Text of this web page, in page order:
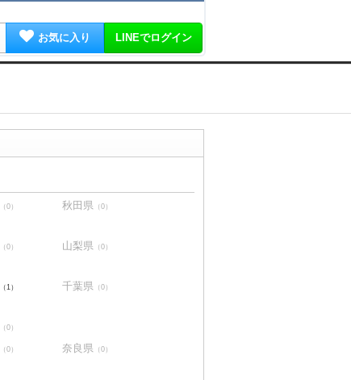
お気に入り LINEでログイン
（0） 秋田県 （0）
（0） 山梨県 （0）
（1） 千葉県 （0）
（0）
（0） 奈良県 （0）